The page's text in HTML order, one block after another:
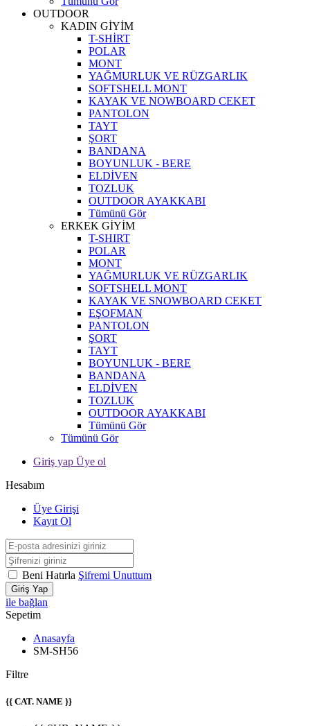
OUTDOOR
KADIN GİYİM
T-SHİRT
POLAR
MONT
YAĞMURLUK VE RÜZGARLIK
SOFTSHELL MONT
KAYAK VE NOWBOARD CEKET
PANTOLON
TAYT
ŞORT
BANDANA
BOYUNLUK - BERE
ELDİVEN
TOZLUK
OUTDOOR AYAKKABI
Tümünü Gör
ERKEK GİYİM
T-SHIRT
POLAR
MONT
YAĞMURLUK VE RÜZGARLIK
SOFTSHELL MONT
KAYAK VE SNOWBOARD CEKET
EŞOFMAN
PANTOLON
ŞORT
TAYT
BOYUNLUK - BERE
BANDANA
ELDİVEN
TOZLUK
OUTDOOR AYAKKABI
Tümünü Gör
Tümünü Gör
Giriş yap Üye ol
Hesabım
Üye Girişi
Kayıt Ol
Beni Hatırla Şifremi Unuttum
Giriş Yap
ile bağlan
Sepetim
Anasayfa
SM-SH56
Filtre
{{ CAT. NAME }}